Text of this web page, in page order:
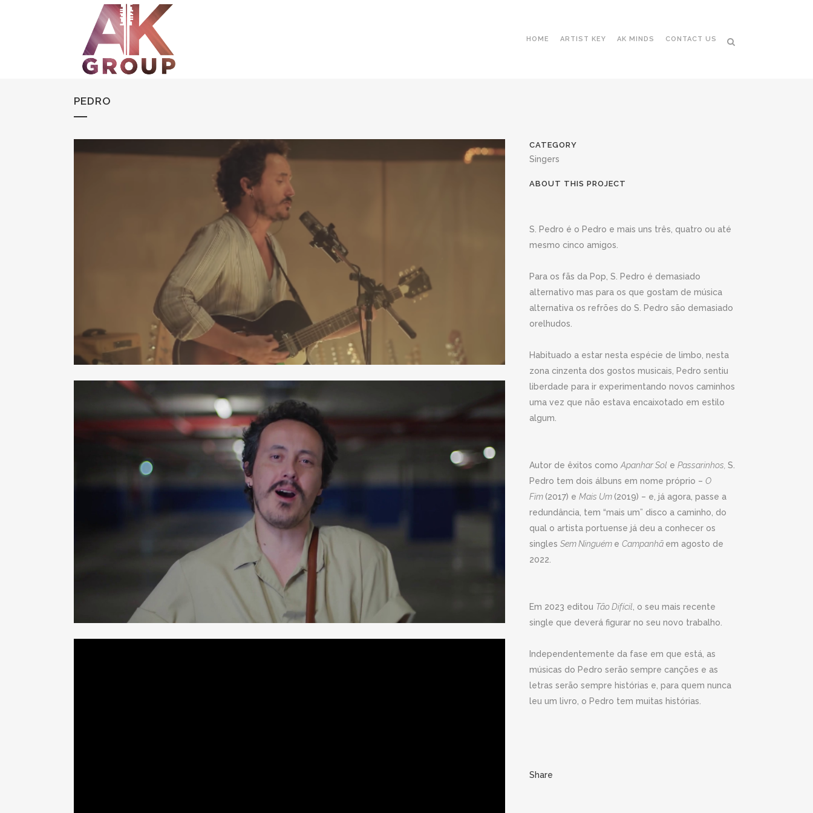
HOME ARTIST KEY AK MINDS CONTACT US
PEDRO
CATEGORY
Singers
ABOUT THIS PROJECT
S. Pedro é o Pedro e mais uns três, quatro ou até
mesmo cinco amigos.
Para os fãs da Pop, S. Pedro é demasiado
alternativo mas para os que gostam de música
alternativa os refrões do S. Pedro são demasiado
orelhudos.
Habituado a estar nesta espécie de limbo, nesta
zona cinzenta dos gostos musicais, Pedro sentiu
liberdade para ir experimentando novos caminhos
uma vez que não estava encaixotado em estilo
algum.
Autor de êxitos comoApanhar Sol ePassarinhos,S.
Pedro tem dois álbuns em nome próprio –O
Fim (2017) eMais Um (2019) – e, já agora, passe a
redundância, tem “mais um” disco a caminho, do
qual o artista portuense já deu a conhecer os
singlesSem Ninguém eCampanhã em agosto de
2022.
Em 2023 editou Tão Difícil , o seu mais recente
single que deverá figurar no seu novo trabalho.
Independentemente da fase em que está, as
músicas do Pedro serão sempre canções e as
letras serão sempre histórias e, para quem nunca
leu um livro, o Pedro tem muitas histórias.
Share